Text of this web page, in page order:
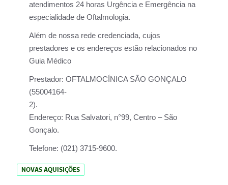
atendimentos 24 horas Urgência e Emergência na
especialidade de Oftalmologia.
Além de nossa rede credenciada, cujos
prestadores e os endereços estão relacionados no
Guia Médico
Prestador: OFTALMOCÍNICA SÃO GONÇALO
(55004164-
2).
Endereço: Rua Salvatori, n°99, Centro – São
Gonçalo.
Telefone: (021) 3715-9600.
NOVAS AQUISIÇÕES